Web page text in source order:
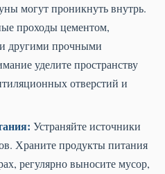
могут проникнуть внутрь.
проходы цементом,
другими прочными
уделите пространству
отверстий и
Устраняйте источники
Храните продукты питания
регулярно выносите мусор,